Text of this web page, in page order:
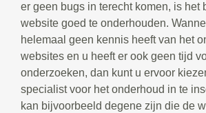
er geen bugs in terecht komen, is het
website goed te onderhouden.
helemaal geen kennis heeft van het
websites en u heeft er ook geen tijd
onderzoeken, dan kunt u ervoor
specialist voor het onderhoud in te
kan bijvoorbeeld degene zijn die de